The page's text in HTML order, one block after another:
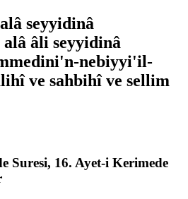
seyyidinâ
âli seyyidinâ
nebiyyi'il-
ve sahbihî ve sellim
Suresi, 16. Ayet-i Kerimede